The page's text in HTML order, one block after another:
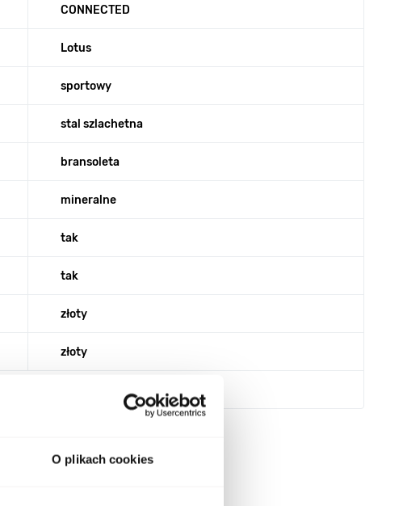
O plikach cookies
CONNECTED
Lotus
sportowy
stal szlachetna
bransoleta
mineralne
tak
tak
złoty
złoty